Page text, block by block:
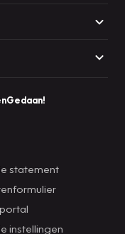
statement
instellingen